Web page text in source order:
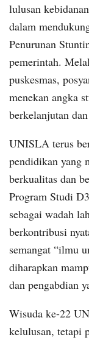
lulusan
dalam
Penurunan
pemerintah.
puskesmas,
menekan angka
berkelanjutan
UNISLA terus
pendidikan yang
berkualitas dan
Program Studi
sebagai wadah
berkontribusi
semangat “ilmu
diharapkan
dan pengabdian
Wisuda ke-22
kelulusan, tetapi